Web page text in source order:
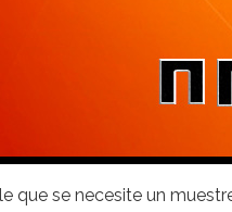
que se necesite un